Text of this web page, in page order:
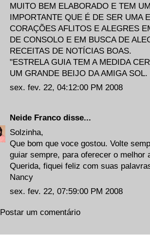
MUITO BEM ELABORADO E TEM
IMPORTANTE QUE É DE SER UMA
CORAÇÕES AFLITOS E ALEGRES
DE CONSOLO E EM BUSCA DE
RECEITAS DE NOTÍCIAS BOAS.
"ESTRELA GUIA TEM A MEDIDA
UM GRANDE BEIJO DA AMIGA SOL.
sex. fev. 22, 04:12:00 PM 2008
Neide Franco disse...
Solzinha,
Que bom que voce gostou. Volte
guiar sempre, para oferecer o melhor
Querida, fiquei feliz com suas
Nancy
sex. fev. 22, 07:59:00 PM 2008
Postar um comentário